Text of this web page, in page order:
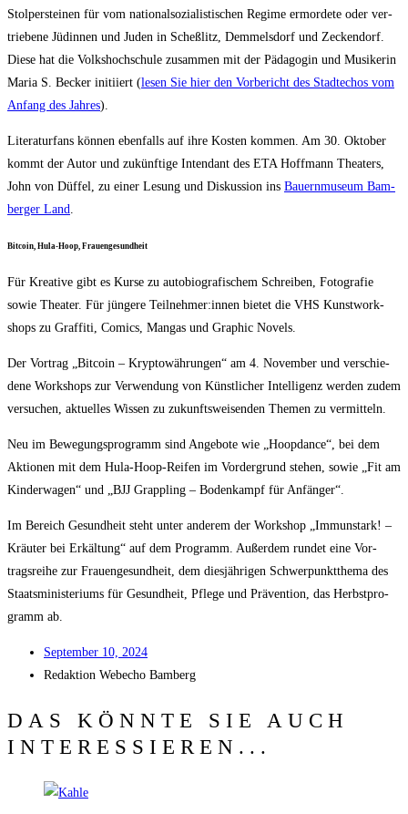
Stol­per­stei­nen für vom natio­nal­so­zia­lis­ti­schen Regime ermor­de­te oder ver­
trie­be­ne Jüdin­nen und Juden in Scheß­litz, Dem­mels­dorf und Zecken­dorf.
Die­se hat die Volks­hoch­schu­le zusam­men mit der Päd­ago­gin und Musi­ke­rin
Maria S. Becker initi­iert (lesen Sie hier den Vor­be­richt des Stadt­echos vom
Anfang des Jah­res).
Lite­ra­tur­fans kön­nen eben­falls auf ihre Kos­ten kom­men. Am 30. Okto­ber
kommt der Autor und zukünf­ti­ge Inten­dant des ETA Hoff­mann Thea­ters,
John von Düf­fel, zu einer Lesung und Dis­kus­si­on ins Bau­ern­mu­se­um Bam­
ber­ger Land
Bit­co­in, Hula-Hoop, Frauengesundheit
Für Krea­ti­ve gibt es Kur­se zu auto­bio­gra­fi­schem Schrei­ben, Foto­gra­fie
sowie Thea­ter. Für jün­ge­re Teilnehmer:innen bie­tet die VHS Kunst­work­
shops zu Graf­fi­ti, Comics, Man­gas und Gra­phic Novels.
Der Vor­trag „Bit­co­in – Kryp­to­wäh­run­gen“ am 4. Novem­ber und ver­schie­
de­ne Work­shops zur Ver­wen­dung von Künst­li­cher Intel­li­genz wer­den zudem
ver­su­chen, aktu­el­les Wis­sen zu zukunfts­wei­sen­den The­men zu vermitteln.
Neu im Bewe­gungs­pro­gramm sind Ange­bo­te wie „Hoop­dance“, bei dem
Aktio­nen mit dem Hula-Hoop-Rei­fen im Vor­der­grund ste­hen, sowie „Fit am
Kin­der­wa­gen“ und „BJJ Grap­pling – Boden­kampf für Anfänger“.
Im Bereich Gesund­heit steht unter ande­rem der Work­shop „Immun­stark! –
Kräu­ter bei Erkäl­tung“ auf dem Pro­gramm. Außer­dem run­det eine Vor­
trags­rei­he zur Frau­en­ge­sund­heit, dem dies­jäh­ri­gen Schwer­punkt­the­ma des
Staats­mi­nis­te­ri­ums für Gesund­heit, Pfle­ge und Prä­ven­ti­on, das Herbst­pro­
gramm ab.
Sep­tem­ber 10, 2024
Redak­ti­on Web­echo Bamberg
DAS KÖNNTE SIE AUCH
INTERESSIEREN...